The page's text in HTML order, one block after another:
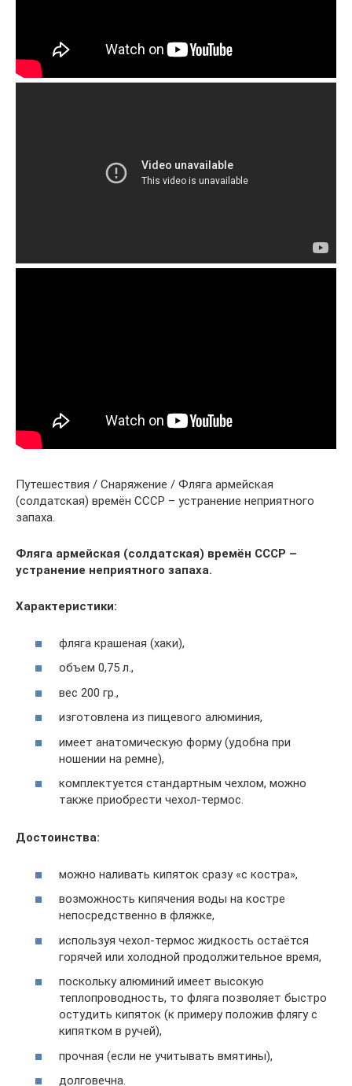
Путешествия / Снаряжение / Фляга армейская
(солдатская) времён СССР – устранение неприятного
запаха.
Фляга армейская (солдатская) времён СССР –
устранение неприятного запаха.
Характеристики:
фляга крашеная (хаки),
объем 0,75 л.,
вес 200 гр.,
изготовлена из пищевого алюминия,
имеет анатомическую форму (удобна при
ношении на ремне),
комплектуется стандартным чехлом, можно
также приобрести чехол-термос.
Достоинства:
можно наливать кипяток сразу «с костра»,
возможность кипячения воды на костре
непосредственно в фляжке,
используя чехол-термос жидкость остаётся
горячей или холодной продолжительное время,
поскольку алюминий имеет высокую
теплопроводность, то фляга позволяет быстро
остудить кипяток (к примеру положив флягу с
кипятком в ручей),
прочная (если не учитывать вмятины),
долговечна.